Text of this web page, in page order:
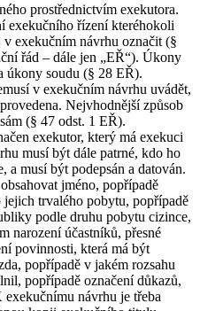
prostřednictvím exekutora.
exekučního řízení kteréhokoli
exekučním návrhu označit (§
řád – dále jen „EŘ“). Úkony
úkony soudu (§ 28 EŘ).
v exekučním návrhu uvádět,
Nejvhodnější způsob
(§ 47 odst. 1 EŘ).
exekutor, který má exekuci
musí být dále patrné, kdo ho
a musí být podepsán a datován.
jméno, popřípadě
trvalého pobytu, popřípadě
podle druhu pobytu cizince,
narození účastníků, přesné
povinnosti, která má být
popřípadě v jakém rozsahu
popřípadě označení důkazů,
návrhu je třeba